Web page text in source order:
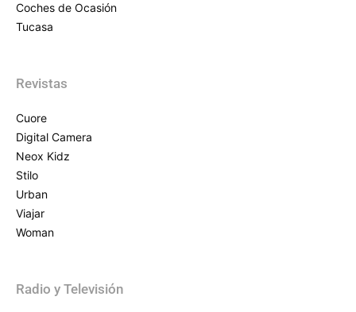
Coches de Ocasión
Tucasa
Revistas
Cuore
Digital Camera
Neox Kidz
Stilo
Urban
Viajar
Woman
Radio y Televisión